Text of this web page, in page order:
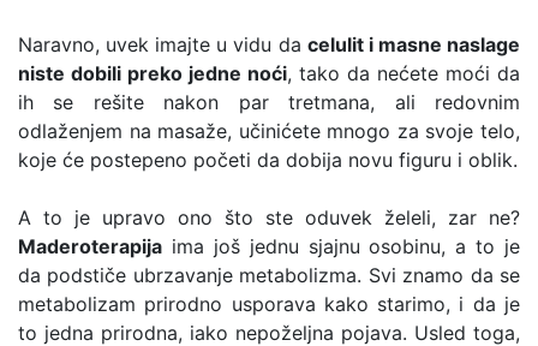
Naravno, uvek imajte u vidu da celulit i masne naslage
niste dobili preko jedne noći, tako da nećete moći da
ih se rešite nakon par tretmana, ali redovnim
odlaženjem na masaže, učinićete mnogo za svoje telo,
koje će postepeno početi da dobija novu figuru i oblik.
A to je upravo ono što ste oduvek želeli, zar ne?
Maderoterapija ima još jednu sjajnu osobinu, a to je
da podstiče ubrzavanje metabolizma. Svi znamo da se
metabolizam prirodno usporava kako starimo, i da je
to jedna prirodna, iako nepoželjna pojava. Usled toga,